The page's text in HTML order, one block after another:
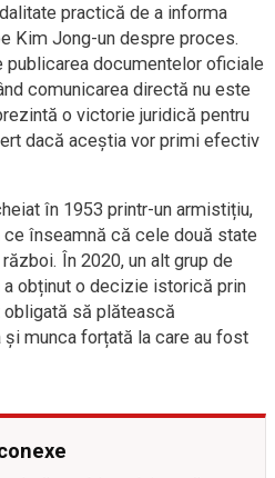
practică de a informa
Kim Jong-un despre proces.
documentelor oficiale
comunicarea directă nu este
o victorie juridică pentru
dacă aceștia vor primi efectiv
în 1953 printr-un armistițiu,
înseamnă că cele două state
În 2020, un alt grup de
obținut o decizie istorică prin
să plătească
munca forțată la care au fost